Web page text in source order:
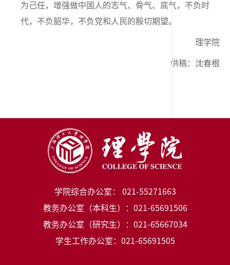
为己任，增强做中国人的志气、骨气、底气，不负时
代，不负韶华，不负党和人民的殷切期望。
理学院
供稿：沈春根
学院综合办公室： 021-55271663
教务办公室（本科生）：021-65691506
教务办公室（研究生）：021-65667034
学生工作办公室：021-65691505